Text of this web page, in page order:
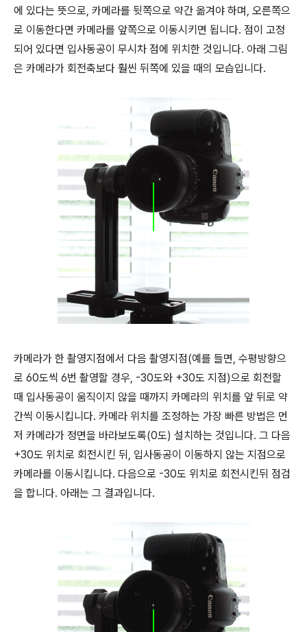
에 있다는 뜻으로, 카메라를 뒷쪽으로 약간 옮겨야 하며, 오른쪽으
로 이동한다면 카메라를 앞쪽으로 이동시키면 됩니다. 점이 고정
되어 있다면 입사동공이 무시차 점에 위치한 것입니다. 아래 그림
은 카메라가 회전축보다 훨씬 뒤쪽에 있을 때의 모습입니다.
카메라가 한 촬영지점에서 다음 촬영지점(예를 들면, 수평방향으
로 60도씩 6번 촬영할 경우, -30도와 +30도 지점)으로 회전할
때 입사동공이 움직이지 않을 때까지 카메라의 위치를 앞 뒤로 약
간씩 이동시킵니다. 카메라 위치를 조정하는 가장 빠른 방법은 먼
저 카메라가 정면을 바라보도록(0도) 설치하는 것입니다. 그 다음
+30도 위치로 회전시킨 뒤, 입사동공이 이동하지 않는 지점으로
카메라를 이동시킵니다. 다음으로 -30도 위치로 회전시킨뒤 점검
을 합니다. 아래는 그 결과입니다.